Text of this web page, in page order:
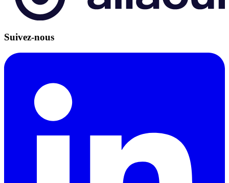
Suivez-nous